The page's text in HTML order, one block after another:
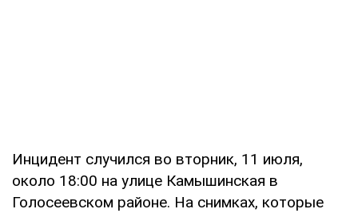
Инцидент случился во вторник, 11 июля,
около 18:00 на улице Камышинская в
Голосеевском районе. На снимках, которые